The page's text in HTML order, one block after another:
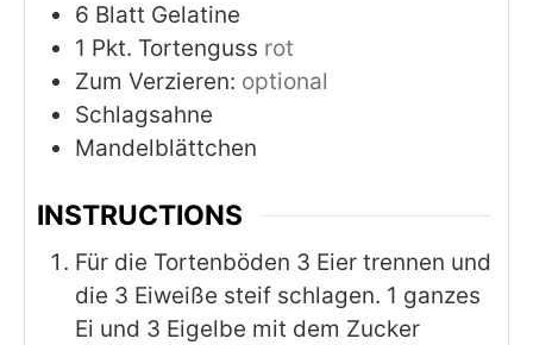
6 Blatt Gelatine
1 Pkt. Tortenguss rot
Zum Verzieren: optional
Schlagsahne
Mandelblättchen
INSTRUCTIONS
Für die Tortenböden 3 Eier trennen und
die 3 Eiweiße steif schlagen. 1 ganzes
Ei und 3 Eigelbe mit dem Zucker